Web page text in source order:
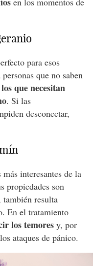
para esos
que no saben
que necesitan
. Si las
desconectar,
interesantes de la
propiedades son
también resulta
En el tratamiento
los temoresy, por
ataques de pánico.